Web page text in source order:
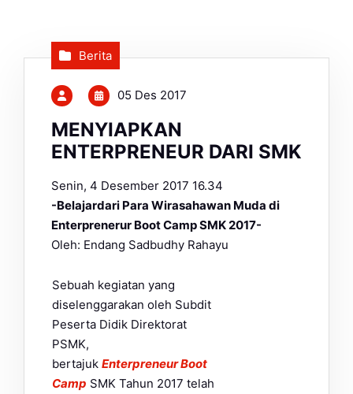
Berita
05 Des 2017
MENYIAPKAN
ENTERPRENEUR DARI SMK
Senin, 4 Desember 2017 16.34
-Belajardari Para Wirasahawan Muda di
Enterprenerur Boot Camp SMK 2017-
Oleh: Endang Sadbudhy Rahayu
Sebuah kegiatan yang
diselenggarakan oleh Subdit
Peserta Didik Direktorat
PSMK,
bertajuk Enterpreneur Boot
Camp SMK Tahun 2017 telah